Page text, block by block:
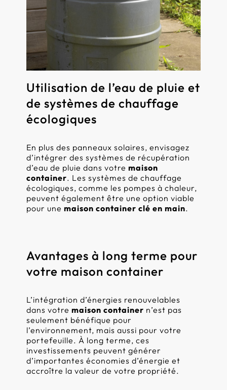
Utilisation de l’eau de pluie et
de systèmes de chauffage
écologiques
En plus des panneaux solaires, envisagez
d’intégrer des systèmes de récupération
d’eau de pluie dans votremaison
container. Les systèmes de chauffage
écologiques, comme les pompes à chaleur,
peuvent également être une option viable
pour unemaison container clé en main.
Avantages à long terme pour
votre maison container
L’intégration d’énergies renouvelables
dans votremaison container n’est pas
seulement bénéfique pour
l’environnement, mais aussi pour votre
portefeuille. À long terme, ces
investissements peuvent générer
d’importantes économies d’énergie et
accroître la valeur de votre propriété.